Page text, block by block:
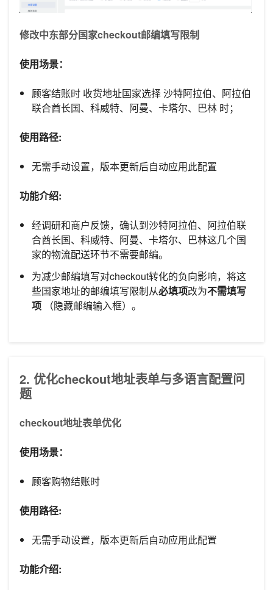
修改中东部分国家checkout邮编填写限制
使用场景：
顾客结账时 收货地址国家选择 沙特阿拉伯、阿拉伯
联合酋长国、科威特、阿曼、卡塔尔、巴林 时；
使用路径:
无需手动设置，版本更新后自动应用此配置
功能介绍:
经调研和商户反馈，确认到沙特阿拉伯、阿拉伯联
合酋长国、科威特、阿曼、卡塔尔、巴林这几个国
家的物流配送环节不需要邮编。
为减少邮编填写对checkout转化的负向影响，将这
些国家地址的邮编填写限制从必填项改为不需填写
项
（隐藏邮编输入框）。
2. 优化checkout地址表单与多语言配置问
题
checkout地址表单优化
使用场景：
顾客购物结账时
使用路径:
无需手动设置，版本更新后自动应用此配置
功能介绍: